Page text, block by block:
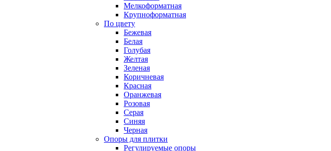
Мелкоформатная
Крупноформатная
По цвету
Бежевая
Белая
Голубая
Желтая
Зеленая
Коричневая
Красная
Оранжевая
Розовая
Серая
Синяя
Черная
Опоры для плитки
Регулируемые опоры